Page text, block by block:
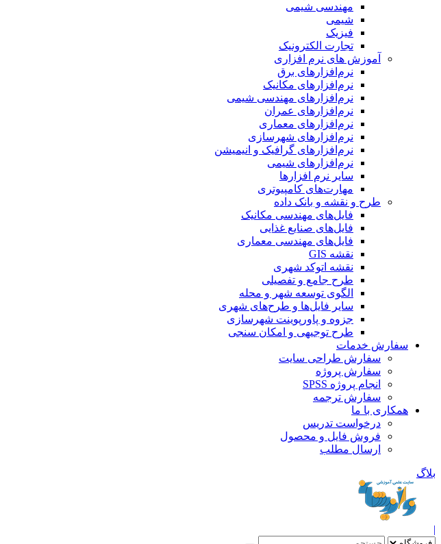
مهندسی شیمی
شیمی
فیزیک
تجارت الکترونیک
آموزش های نرم افزاری
نرم‌افزارهای برق
نرم‌افزارهای مکانیک
نرم‌افزارهای مهندسی شیمی
نرم‌افزارهای عمران
نرم‌افزارهای معماری
نرم‌افزارهای شهرسازی
نرم‌افزارهای گرافیک و انیمیشن
نرم‌افزارهای شیمی
سایر نرم افزارها
مهارت‌های کامپیوتری
طرح و نقشه و بانک داده
فایل‌های مهندسی مکانیک
فایل‌های صنایع غذایی
فایل‌های مهندسی معماری
نقشه GIS
نقشه اتوکد شهری
طرح جامع و تفصیلی
الگوی توسعه شهر و محله
سایر فایل‌ها و طرح‌های شهری
جزوه و پاورپوینت شهرسازی
طرح توجیهی و امکان سنجی
سفارش خدمات
سفارش طراحی سایت
سفارش پروژه
انجام پروژه SPSS
سفارش ترجمه
همکاری با ما
درخواست تدریس
فروش فایل و محصول
ارسال مطلب
بلاگ
|